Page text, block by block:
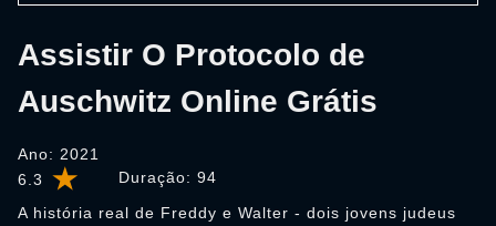
6.3 Duração: 94
Assistir O Protocolo de
Auschwitz Online Grátis
Ano: 2021
A história real de Freddy e Walter - dois jovens judeus